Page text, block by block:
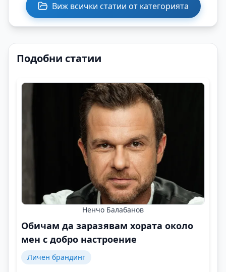
Виж всички статии от категорията
Подобни статии
Ненчо Балабанов
Обичам да заразявам хората около
мен с добро настроение
Личен брандинг